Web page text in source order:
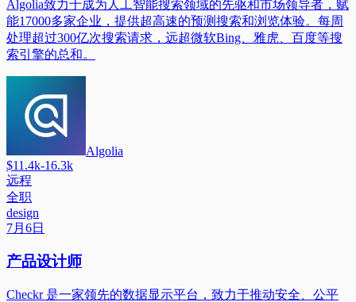
Algolia致力于成为人工智能搜索领域的先驱和市场领导者，赋
能17000多家企业，提供超高速的预测搜索和浏览体验。每周
处理超过300亿次搜索请求，远超微软Bing、雅虎、百度等搜
索引擎的总和。
Algolia
$11.4k-16.3k
远程
全职
design
7月6日
产品设计师
Checkr 是一家领先的数据显示平台，致力于推动安全、公平